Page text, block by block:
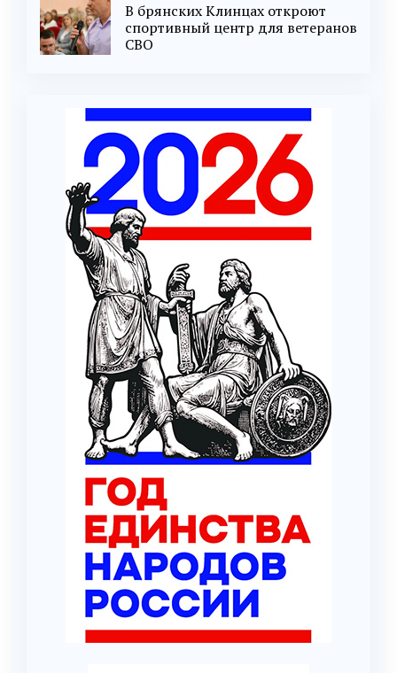
В брянских Клинцах откроют
спортивный центр для ветеранов
СВО